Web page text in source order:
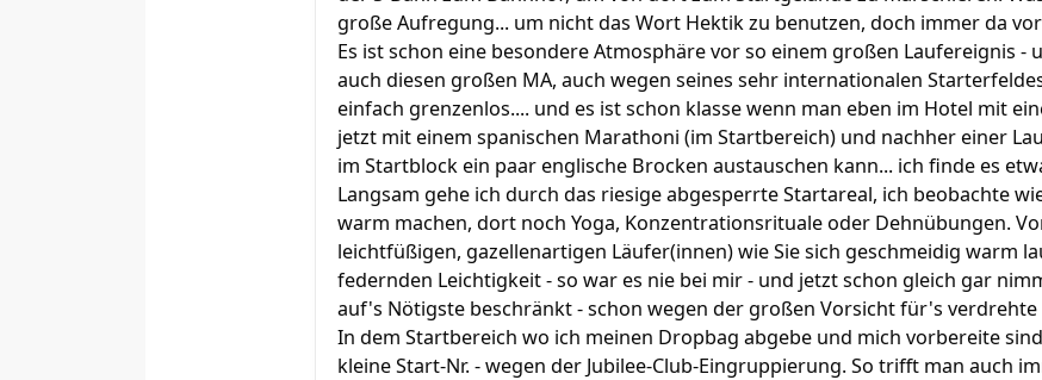
große Aufregung... um nicht das Wort Hektik zu benutzen, doch immer da
Es ist schon eine besondere Atmosphäre vor so einem großen Laufereignis -
auch diesen großen MA, auch wegen seines sehr internationalen
einfach grenzenlos.... und es ist schon klasse wenn man eben im Hotel mit
jetzt mit einem spanischen Marathoni (im Startbereich) und nachher einer
im Startblock ein paar englische Brocken austauschen kann... ich finde es
Langsam gehe ich durch das riesige abgesperrte Startareal, ich beobachte
warm machen, dort noch Yoga, Konzentrationsrituale oder Dehnübungen.
leichtfüßigen, gazellenartigen Läufer(innen) wie Sie sich geschmeidig warm
federnden Leichtigkeit - so war es nie bei mir - und jetzt schon gleich gar
auf's Nötigste beschränkt - schon wegen der großen Vorsicht für's verdrehte
In dem Startbereich wo ich meinen Dropbag abgebe und mich vorbereite
kleine Start-Nr. - wegen der Jubilee-Club-Eingruppierung. So trifft man auch